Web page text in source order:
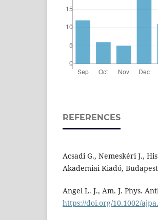
REFERENCES
Acsadi G., Nemeskéri J.,
Akademiai Kiadó,
Angel L. J., Am. J. Phys.
https://doi.org/10.1002/